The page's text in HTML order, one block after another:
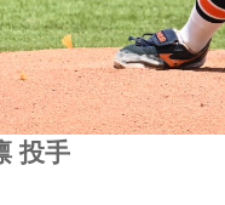
投手